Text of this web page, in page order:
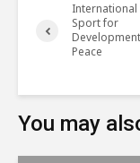
International
Sport for
Peace
You may